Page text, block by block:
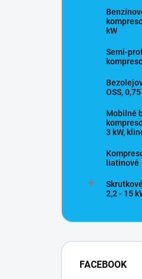
kW
Semi-
OSS,
Mobilné
3 kW,
liatinové
2,2 - 15
FACEBOOK